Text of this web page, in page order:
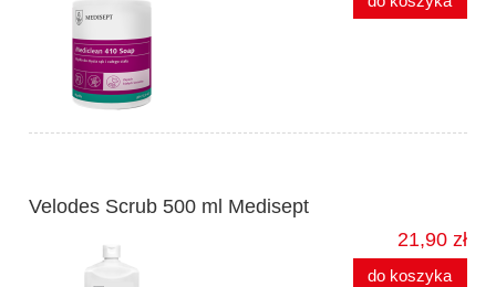
Velodes Scrub 500 ml Medisept
21,90 zł
do koszyka